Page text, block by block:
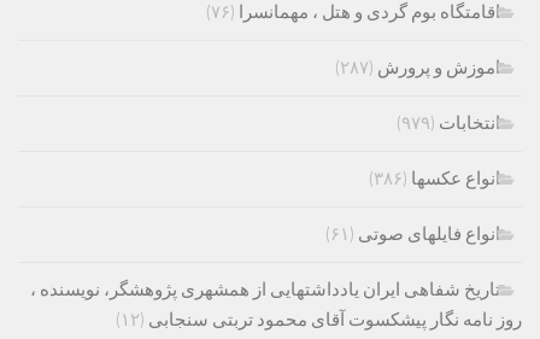
اقامتگاه بوم گردی و هتل ، مهمانسرا (۷۶)
اموزش و پرورش (۲۸۷)
انتخابات (۹۷۹)
انواع عکسها (۳۸۶)
انواع فایلهای صوتی (۶۱)
تاریخ شفاهی ایران یادداشتهایی از همشهری پژوهشگر، نویسنده ،
روز نامه نگار پیشکسوت آقای محمود تربتی سنجابی (۱۲)